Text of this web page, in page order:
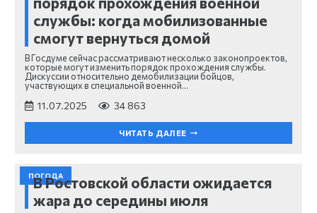
службы: когда мобилизованные
смогут вернуться домой
В Госдуме сейчас рассматривают несколько законопроектов,
которые могут изменить порядок прохождения службы.
Дискуссии относительно демобилизации бойцов,
участвующих в специальной военной…
11.07.2025 34 863
ЧИТАТЬ ДАЛЕЕ
ПОГОДА
В Ростовской области ожидается
жара до середины июля